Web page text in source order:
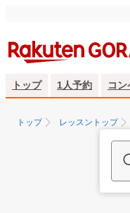
トップ 1人予約 コ
トップ レッスントップ